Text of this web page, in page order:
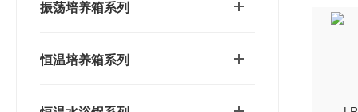
振荡培养箱系列
恒温培养箱系列